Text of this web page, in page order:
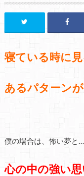
寝ている時に見
あるパターンが
僕の場合は、怖い夢と
心の中の強い